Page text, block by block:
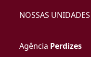
NOSSAS UNIDADES
Agência Perdizes